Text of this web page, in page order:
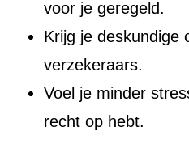
voor je geregeld.
Krijg je deskundige
verzekeraars.
Voel je minder
recht op hebt.